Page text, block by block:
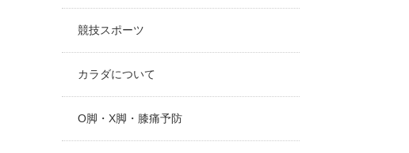
競技スポーツ
カラダについて
O脚・X脚・膝痛予防